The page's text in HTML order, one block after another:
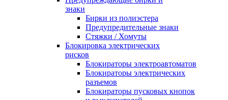
знаки
Бирки из полиэстера
Предупредительные знаки
Стяжки / Хомуты
Блокировка электрических
рисков
Блокираторы электроавтоматов
Блокираторы электрических
разъемов
Блокираторы пусковых кнопок